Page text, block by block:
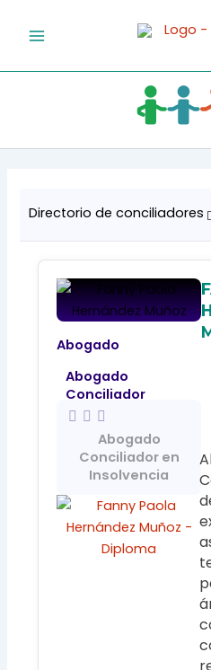
Directorio de conciliadores
Abogado
Abogado
Conciliador
Abogado
Conciliador en
Insolvencia